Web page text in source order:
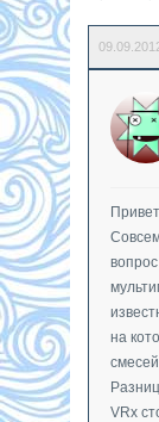
на
VRx